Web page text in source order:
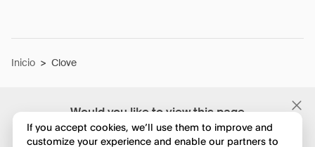
Would you like to view this page
in English?
Inicio > Clove
If you accept cookies, we’ll use them to improve and
customize your experience and enable our partners to